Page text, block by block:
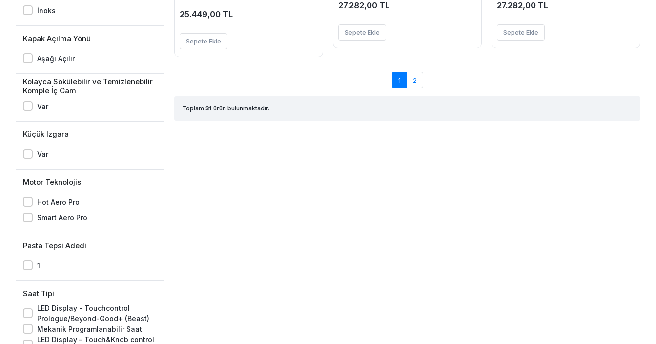
İnoks
Kapak Açılma Yönü
Aşağı Açılır
Kolayca Sökülebilir ve Temizlenebilir
Komple İç Cam
Var
Küçük Izgara
Var
Motor Teknolojisi
Hot Aero Pro
Smart Aero Pro
Pasta Tepsi Adedi
1
Saat Tipi
LED Display - Touchcontrol
Prologue/Beyond-Good+ (Beast)
Mekanik Programlanabilir Saat
LED Display – Touch&Knob control
25.449,00 TL
Sepete Ekle
27.282,00 TL
Sepete Ekle
27.282,00 TL
Sepete Ekle
1 2
Toplam 31 ürün bulunmaktadır.